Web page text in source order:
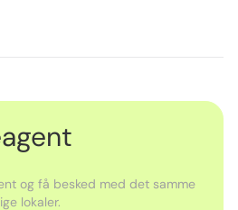
og få besked med det samme
lokaler.